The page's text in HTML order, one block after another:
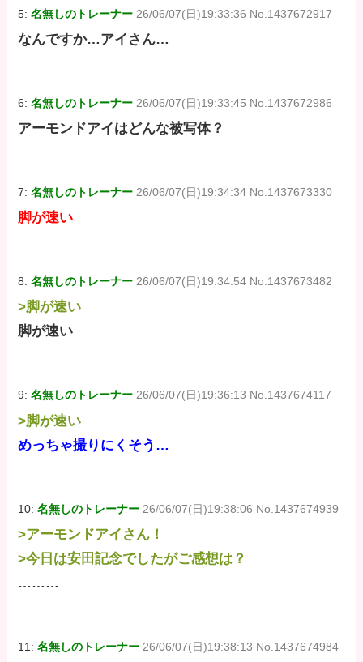
5:名無しのトレーナー 26/06/07(日)19:33:36 No.1437672917
なんですか…アイさん…
6:名無しのトレーナー 26/06/07(日)19:33:45 No.1437672986
アーモンドアイはどんな被写体？
7:名無しのトレーナー 26/06/07(日)19:34:34 No.1437673330
脚が速い
8:名無しのトレーナー 26/06/07(日)19:34:54 No.1437673482
>脚が速い
脚が速い
9:名無しのトレーナー 26/06/07(日)19:36:13 No.1437674117
>脚が速い
めっちゃ撮りにくそう…
10:名無しのトレーナー 26/06/07(日)19:38:06 No.1437674939
>アーモンドアイさん！
>今日は安田記念でしたがご感想は？
………
11:名無しのトレーナー 26/06/07(日)19:38:13 No.1437674984